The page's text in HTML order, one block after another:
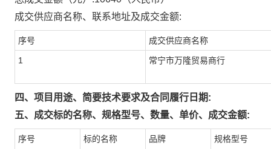
成交供应商名称、联系地址及成交金额:
序号 成交供应商名称
1 常宁市万隆贸易商行
四、项目用途、简要技术要求及合同履行日期:
五、成交标的名称、规格型号、数量、单价、成交金额:
序号 标的名称 品牌 规格型号